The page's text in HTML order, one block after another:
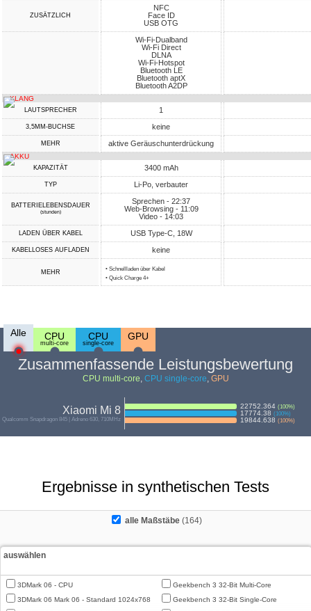
ZUSÄTZLICH
NFC
Face ID
USB OTG
Wi-Fi-Dualband
Wi-Fi Direct
DLNA
Wi-Fi-Hotspot
Bluetooth LE
Bluetooth aptX
Bluetooth A2DP
KLANG
LAUTSPRECHER 1
3,5MM-BUCHSE keine
MEHR aktive Geräuschunterdrückung
AKKU
KAPAZITÄT 3400 mAh
TYP Li-Po, verbauter
BATTERIELEBENSDAUER
(stunden)
Sprechen - 22:37
Web-Browsing - 11:09
Video - 14:03
LADEN ÜBER KABEL USB Type-C, 18W
KABELLOSES AUFLADEN keine
MEHR
• Schnellladen über Kabel
• Quick Charge 4+
Alle CPU
multi-core
CPU
single-core
GPU
Zusammenfassende Leistungsbewertung
CPU multi-core, CPU single-core, GPU
Xiaomi Mi 8
Qualcomm Snapdragon 845 | Adreno 630, 710MHz
22752.364 (100%)
17774.38 (100%)
19844.638 (100%)
Ergebnisse in synthetischen Tests
alle Maßstäbe (164)
auswählen
3DMark 06 - CPU
3DMark 06 Mark 06 - Standard 1024x768
Geekbench 3 32-Bit Multi-Core
Geekbench 3 32-Bit Single-Core